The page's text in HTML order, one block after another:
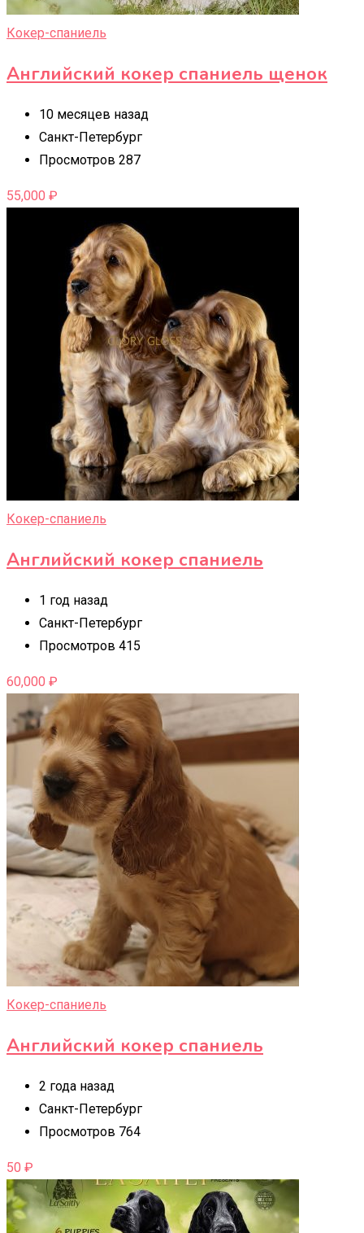
Кокер-спаниель
Английский кокер спаниель щенок
10 месяцев назад
Санкт-Петербург
Просмотров 287
55,000 ₽
Кокер-спаниель
Английский кокер спаниель
1 год назад
Санкт-Петербург
Просмотров 415
60,000 ₽
Кокер-спаниель
Английский кокер спаниель
2 года назад
Санкт-Петербург
Просмотров 764
50 ₽